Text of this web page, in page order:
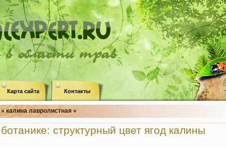
области трав
Карта сайта Контакты
» калина лавролистная «
структурный цвет ягод калины